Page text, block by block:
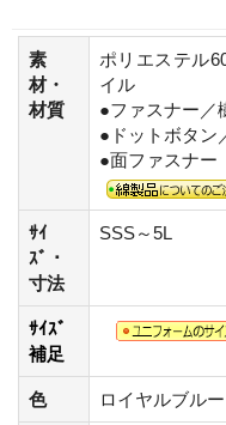
素
材・
材質
ポリエステル
イル
●ファスナー／
●ドットボタン
●面ファスナー
ｻｲ
ｽﾞ・
寸法
SSS～5L
ｻｲｽﾞ
補足
色 ロイヤルブルー